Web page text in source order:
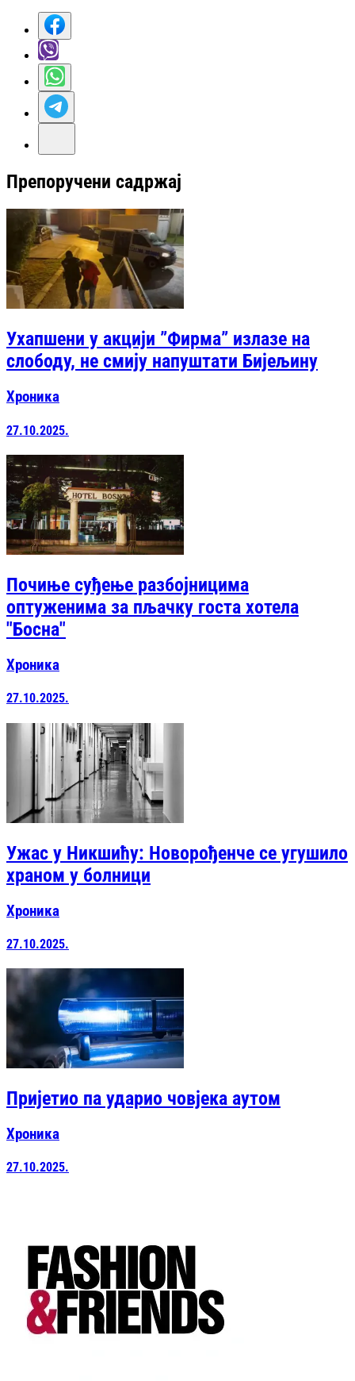
Препоручени садржај
Ухапшени у акцији ”Фирма” излазе на
слободу, не смију напуштати Бијељину
Хроника
27.10.2025.
Почиње суђење разбојницима
оптуженима за пљачку госта хотела
"Босна"
Хроника
27.10.2025.
Ужас у Никшићу: Новорођенче се угушило
храном у болници
Хроника
27.10.2025.
Пријетио па ударио човјека аутом
Хроника
27.10.2025.